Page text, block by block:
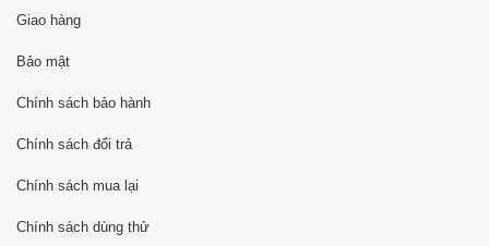
Giao hàng
Bảo mật
Chính sách bảo hành
Chính sách đổi trả
Chính sách mua lại
Chính sách dùng thử